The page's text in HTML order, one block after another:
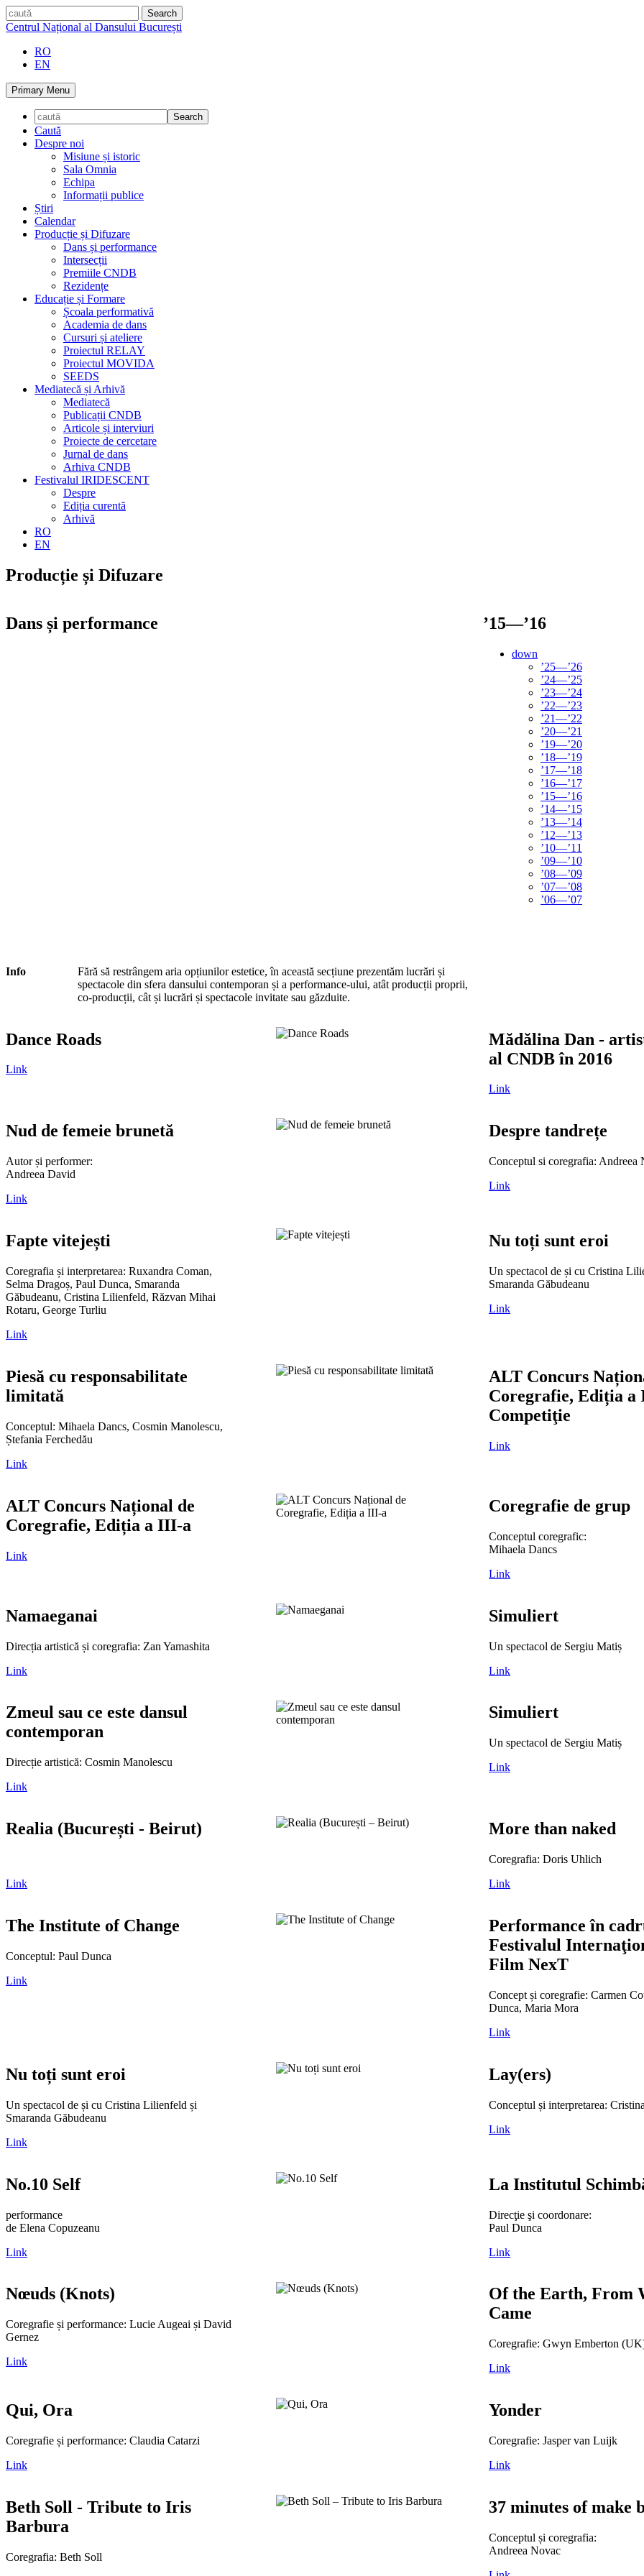
Skip
to
caută
Centrul Național al Dansului București
RO
EN
Primary Menu
Caută
Despre noi
Misiune și istoric
Sala Omnia
Echipa
Informații publice
Știri
Calendar
Producție și Difuzare
Dans și performance
Intersecții
Premiile CNDB
Rezidențe
Educație și Formare
Școala performativă
Academia de dans
Cursuri și ateliere
Proiectul RELAY
Proiectul MOVIDA
SEEDS
Mediatecă și Arhivă
Mediatecă
Publicații CNDB
Articole și interviuri
Proiecte de cercetare
Jurnal de dans
Arhiva CNDB
Festivalul IRIDESCENT
Despre
Ediția curentă
Arhivă
RO
EN
Producție și Difuzare
Dans și performance ’15—’16
down
’25—’26
’24—’25
’23—’24
’22—’23
’21—’22
’20—’21
’19—’20
’18—’19
’17—’18
’16—’17
’15—’16
’14—’15
’13—’14
’12—’13
’10—’11
’09—’10
’08—’09
’07—’08
’06—’07
Info
Fără să restrângem aria opțiunilor estetice, în această secțiune prezentăm lucrări și
spectacole din sfera dansului contemporan și a performance-ului, atât producții proprii,
co-producții, cât și lucrări și spectacole invitate sau găzduite.
Dance Roads
Link
Mădălina Dan -
al CNDB în 2016
Link
Nud de femeie brunetă
Autor și performer:
Andreea David
Link
Despre tandrețe
Conceptul si coregrafia: Andreea
Link
Fapte vitejești
Coregrafia și interpretarea: Ruxandra Coman,
Selma Dragoș, Paul Dunca, Smaranda
Găbudeanu, Cristina Lilienfeld, Răzvan Mihai
Rotaru, George Turliu
Link
Nu toți sunt eroi
Un spectacol de și cu Cristina
Smaranda Găbudeanu
Link
Piesă cu responsabilitate
limitată
Conceptul: Mihaela Dancs, Cosmin Manolescu,
Ștefania Ferchedău
Link
ALT Concurs
Coregrafie, Ediția a
Competiţie
Link
ALT Concurs Național de
Coregrafie, Ediția a III-a
Link
Coregrafie de grup
Conceptul coregrafic:
Mihaela Dancs
Link
Namaeganai
Direcția artistică și coregrafia: Zan Yamashita
Link
Simuliert
Un spectacol de Sergiu Matiș
Link
Zmeul sau ce este dansul
contemporan
Direcție artistică: Cosmin Manolescu
Link
Simuliert
Un spectacol de Sergiu Matiș
Link
Realia (București - Beirut)
Link
More than naked
Coregrafia: Doris Uhlich
Link
The Institute of Change
Conceptul: Paul Dunca
Link
Performance în
Festivalul
Film NexT
Concept și coregrafie: Carmen
Dunca, Maria Mora
Link
Nu toți sunt eroi
Un spectacol de și cu Cristina Lilienfeld și
Smaranda Găbudeanu
Link
Lay(ers)
Conceptul și interpretarea:
Link
No.10 Self
performance
de Elena Copuzeanu
Link
La Institutul
Direcţie şi coordonare:
Paul Dunca
Link
Nœuds (Knots)
Coregrafie și performance: Lucie Augeai și David
Gernez
Link
Of the Earth, From
Came
Coregrafie: Gwyn Emberton
Link
Qui, Ora
Coregrafie și performance: Claudia Catarzi
Link
Yonder
Coregrafie: Jasper van Luijk
Link
Beth Soll - Tribute to Iris
Barbura
Coregrafia: Beth Soll
37 minutes of make
Conceptul și coregrafia:
Andreea Novac